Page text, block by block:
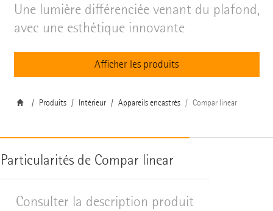
Une lumière différenciée venant du plafond,
avec une esthétique innovante
Afficher les produits
Produits Intérieur Appareils encastrés Compar linear
Particularités de Compar linear
Consulter la description produit